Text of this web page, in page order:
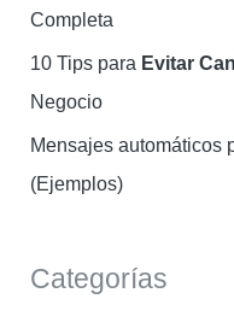
Completa
10 Tips para Evitar
Negocio
Mensajes automáticos
(Ejemplos)
Categorías